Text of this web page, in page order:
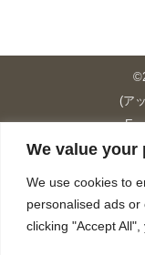
We value your
We use cookies to
personalised ads
clicking "Accept
(ア
Upper Suites 23